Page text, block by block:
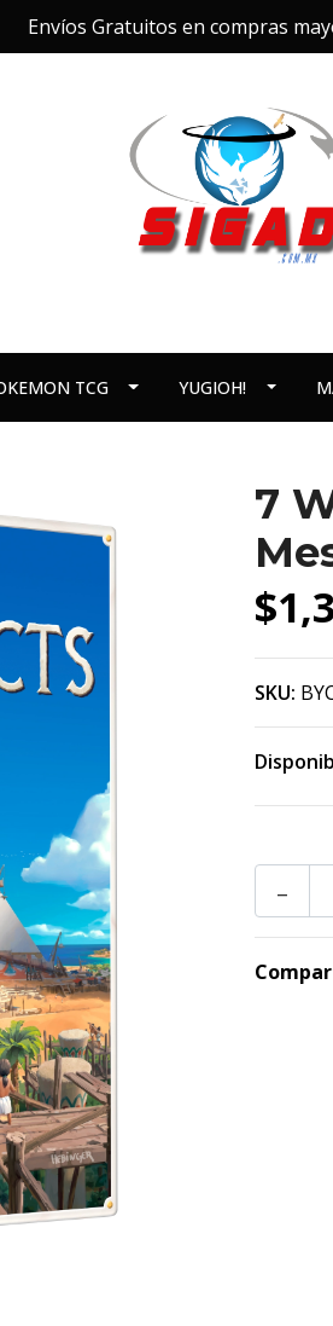
Envíos Gratuitos en compras
TCG YUGIOH!
7
SKU:
-